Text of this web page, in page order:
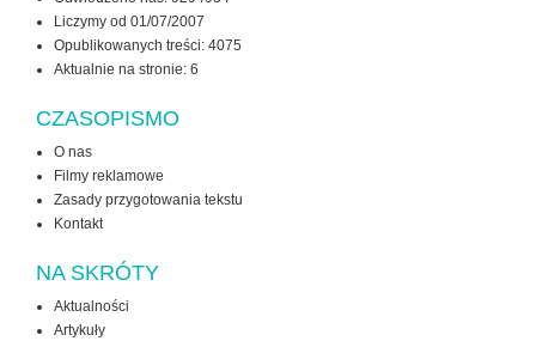
Liczymy od 01/07/2007
Opublikowanych treści: 4075
Aktualnie na stronie: 6
CZASOPISMO
O nas
Filmy reklamowe
Zasady przygotowania tekstu
Kontakt
NA SKRÓTY
Aktualności
Artykuły